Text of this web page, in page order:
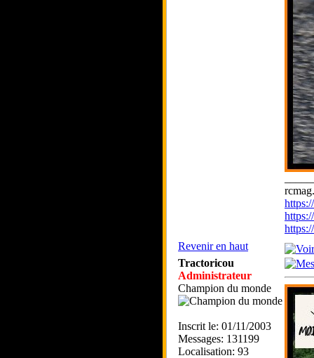
Revenir en haut
Tractoricou
Administrateur
Champion du monde
Inscrit le: 01/11/2003
Messages: 131199
Localisation: 93